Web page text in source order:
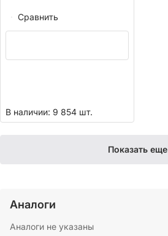
Сравнить
В наличии: 9 854 шт.
Показать еще
Аналоги
Аналоги не указаны